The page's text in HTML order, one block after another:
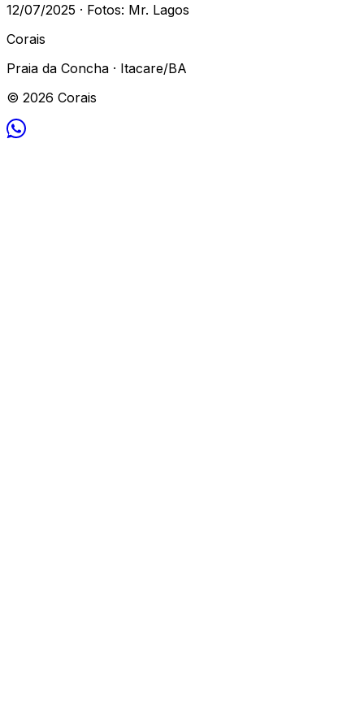
12/07/2025 · Fotos: Mr. Lagos
Corais
Praia da Concha · Itacare/BA
© 2026 Corais